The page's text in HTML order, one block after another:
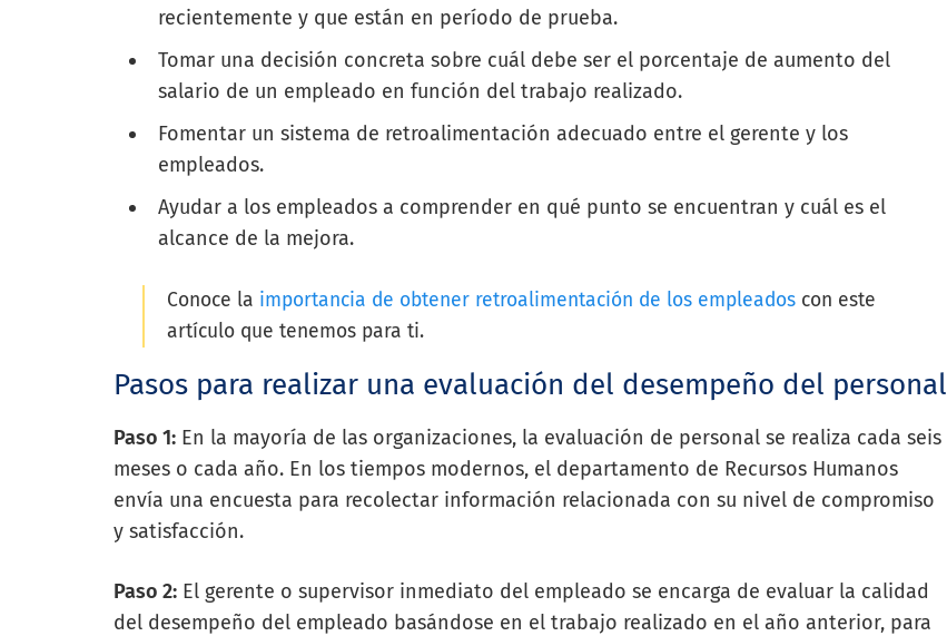
recientemente y que están en período de prueba.
Tomar una decisión concreta sobre cuál debe ser el porcentaje de aumento del
salario de un empleado en función del trabajo realizado.
Fomentar un sistema de retroalimentación adecuado entre el gerente y los
empleados.
Ayudar a los empleados a comprender en qué punto se encuentran y cuál es el
alcance de la mejora.
Conoce la importancia de obtener retroalimentación de los empleados con este
artículo que tenemos para ti.
Pasos para realizar una evaluación del desempeño del personal
Paso 1: En la mayoría de las organizaciones, la evaluación de personal se realiza cada seis
meses o cada año. En los tiempos modernos, el departamento de Recursos Humanos
envía una encuesta para recolectar información relacionada con su nivel de compromiso
y satisfacción.
Paso 2: El gerente o supervisor inmediato del empleado se encarga de evaluar la calidad
del desempeño del empleado basándose en el trabajo realizado en el año anterior, para